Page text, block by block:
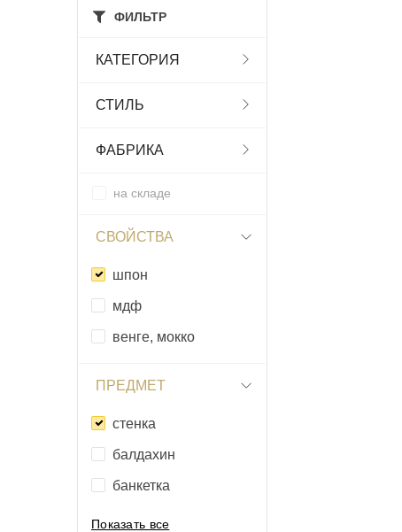
ФИЛЬТР
КАТЕГОРИЯ
СТИЛЬ
ФАБРИКА
на складе
СВОЙСТВА
шпон
мдф
венге, мокко
ПРЕДМЕТ
стенка
балдахин
банкетка
Показать все